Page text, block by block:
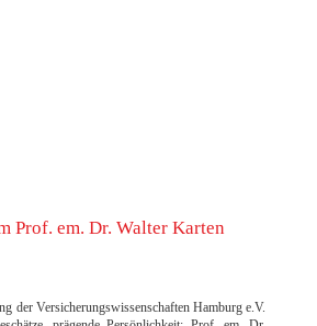
Prof. em. Dr. Walter Karten
der Versicherungswissenschaften Hamburg e.V.